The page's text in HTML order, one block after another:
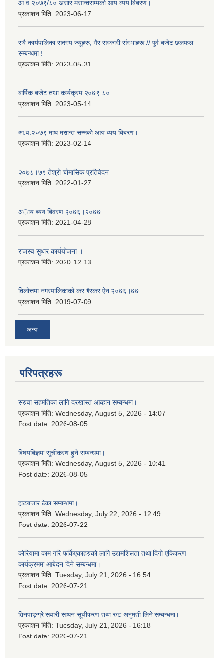
आ.व.२०७९/८० असार मसान्तसम्मको आय व्यय बिबरण।
प्रकाशन मिति: 2023-06-17
सबै कार्यपालिका सदस्य ज्यूहरू, गैर सरकारी संस्थाहरू // पुर्व बजेट छलफल
सम्बन्धमा !
प्रकाशन मिति: 2023-05-31
बार्षिक बजेट तथा कार्यक्रम २०७९.८०
प्रकाशन मिति: 2023-05-14
आ.व.२०७९ माघ मसान्त सम्मको आय व्यय बिबरण।
प्रकाशन मिति: 2023-02-14
२०७८।७९ तेश्राे चाैमासिक प्रतिवेदन
प्रकाशन मिति: 2022-01-27
अाय ब्यय बिवरण २०७६।२०७७
प्रकाशन मिति: 2021-04-28
राजस्व सुधार कार्ययाेजना ।
प्रकाशन मिति: 2020-12-13
तिलोत्तमा नगरपालिकाको कर गैरकर ऐन २०७६।७७
प्रकाशन मिति: 2019-07-09
अन्य
परिपत्रहरू
सरुवा सहमतिका लागि दरखास्त आब्हान सम्बन्धमा।
प्रकाशन मिति: Wednesday, August 5, 2026 - 14:07
Post date: 2026-08-05
बिषयबिज्ञमा सूचीकरण हुने सम्बन्धमा।
प्रकाशन मिति: Wednesday, August 5, 2026 - 10:41
Post date: 2026-08-05
हाटबजार ठेका सम्बन्धमा।
प्रकाशन मिति: Wednesday, July 22, 2026 - 12:49
Post date: 2026-07-22
कोरियामा काम गरि फर्किएकाहरुको लागि उद्यमशिलता तथा दिगो एकिकरण
कार्यक्रममा आबेदन दिने सम्बन्धमा।
प्रकाशन मिति: Tuesday, July 21, 2026 - 16:54
Post date: 2026-07-21
तिनपाङ्ग्रे सवारी साधन सूचीकरण तथा रुट अनुमती लिने सम्बन्धमा।
प्रकाशन मिति: Tuesday, July 21, 2026 - 16:18
Post date: 2026-07-21